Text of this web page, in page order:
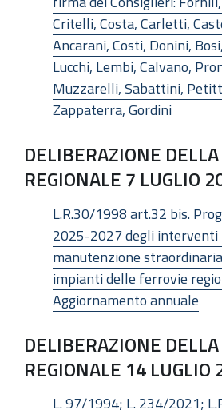
Critelli, Costa, Carletti,
Ancarani, Costi, Donini,
Lucchi, Lembi, Calvano,
Muzzarelli, Sabattini,
Zappaterra, Gordini
DELIBERAZIONE
REGIONALE 7 LUGLIO
L.R.30/1998 art.32 bis.
2025-2027 degli interventi
manutenzione
impianti delle ferrovie
Aggiornamento annuale
DELIBERAZIONE
REGIONALE 14
L. 97/1994; L. 234/2021;